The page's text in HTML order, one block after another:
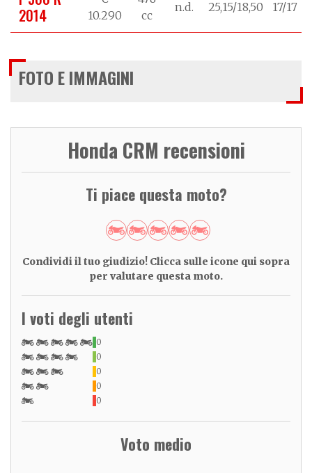
2014
10.290
cc
n.d. 25,15/18,50 17/17
FOTO E IMMAGINI
Honda CRM recensioni
Ti piace questa moto?
Condividi il tuo giudizio! Clicca sulle icone qui sopra
per valutare questa moto.
I voti degli utenti
0
0
0
0
0
Voto medio